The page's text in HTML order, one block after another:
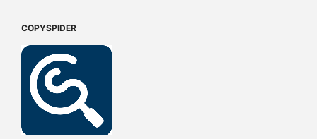
COPYSPIDER